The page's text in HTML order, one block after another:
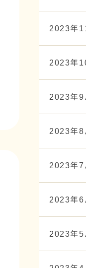
2023年
2023年
2023年
2023年
2023年
2023年
2023年